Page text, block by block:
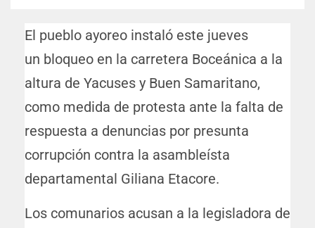
El pueblo ayoreo instaló este jueves
un bloqueo en la carretera Boceánica a la
altura de Yacuses y Buen Samaritano,
como medida de protesta ante la falta de
respuesta a denuncias por presunta
corrupción contra la asambleísta
departamental Giliana Etacore.
Los comunarios acusan a la legisladora de